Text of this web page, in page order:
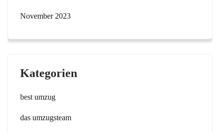
November 2023
Kategorien
best umzug
das umzugsteam